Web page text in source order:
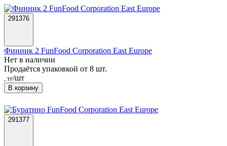
291376
Финник 2 FunFood Corporation East Europe
Нет в наличии
Продаётся упаковкой от 8 шт.
, тг/шт
В корзину
291377